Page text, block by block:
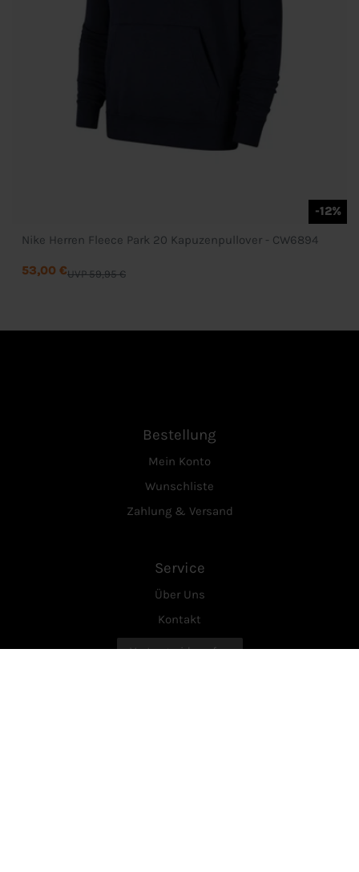
-12%
Nike Herren Fleece Park 20 Kapuzenpullover - CW6894
UVP 59,95 €
53,00 €
Bestellung
Mein Konto
Wunschliste
Zahlung & Versand
Service
Über Uns
Kontakt
Vertrag widerrufen